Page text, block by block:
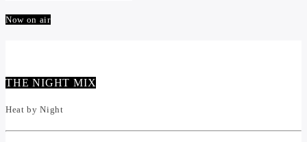
Now on air
THE NIGHT MIX
Heat by Night